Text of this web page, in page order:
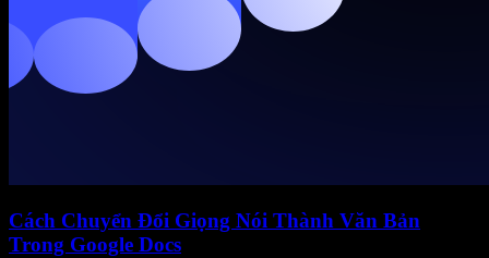
Cách Chuyển Đổi Giọng Nói Thành Văn Bản
Trong Google Docs